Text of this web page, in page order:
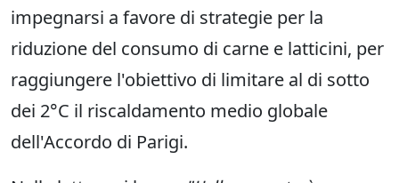
impegnarsi a favore di strategie per la
riduzione del consumo di carne e latticini, per
raggiungere l'obiettivo di limitare al di sotto
dei 2°C il riscaldamento medio globale
dell'Accordo di Parigi.